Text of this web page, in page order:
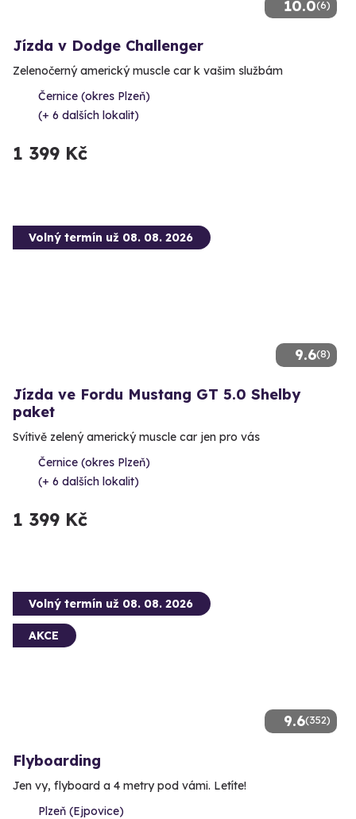
10.0(6)
Jízda v Dodge Challenger
Zelenočerný americký muscle car k vašim službám
Černice (okres Plzeň)
(+ 6 dalších lokalit)
1 399 Kč
9.6(8)
Volný termín už 08. 08. 2026
Jízda ve Fordu Mustang GT 5.0 Shelby
paket
Svítivě zelený americký muscle car jen pro vás
Černice (okres Plzeň)
(+ 6 dalších lokalit)
1 399 Kč
9.6(352)
Volný termín už 08. 08. 2026
AKCE
Flyboarding
Jen vy, flyboard a 4 metry pod vámi. Letíte!
Plzeň (Ejpovice)